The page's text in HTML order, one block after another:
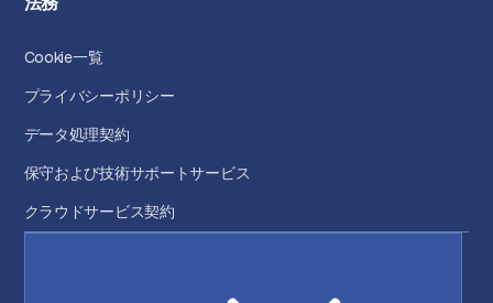
Cookie一覧
プライバシーポリシー
データ処理契約
保守および技術サポートサービス
クラウドサービス契約